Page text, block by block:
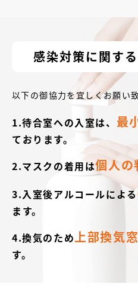
感染対策に関す
以下の御協力を宜しくお願い
1.待合室への入室は、 最
ております。
2.マスクの着用は個人の
3.入室後アルコールによる
ます。
4.換気のため上部換気
す。